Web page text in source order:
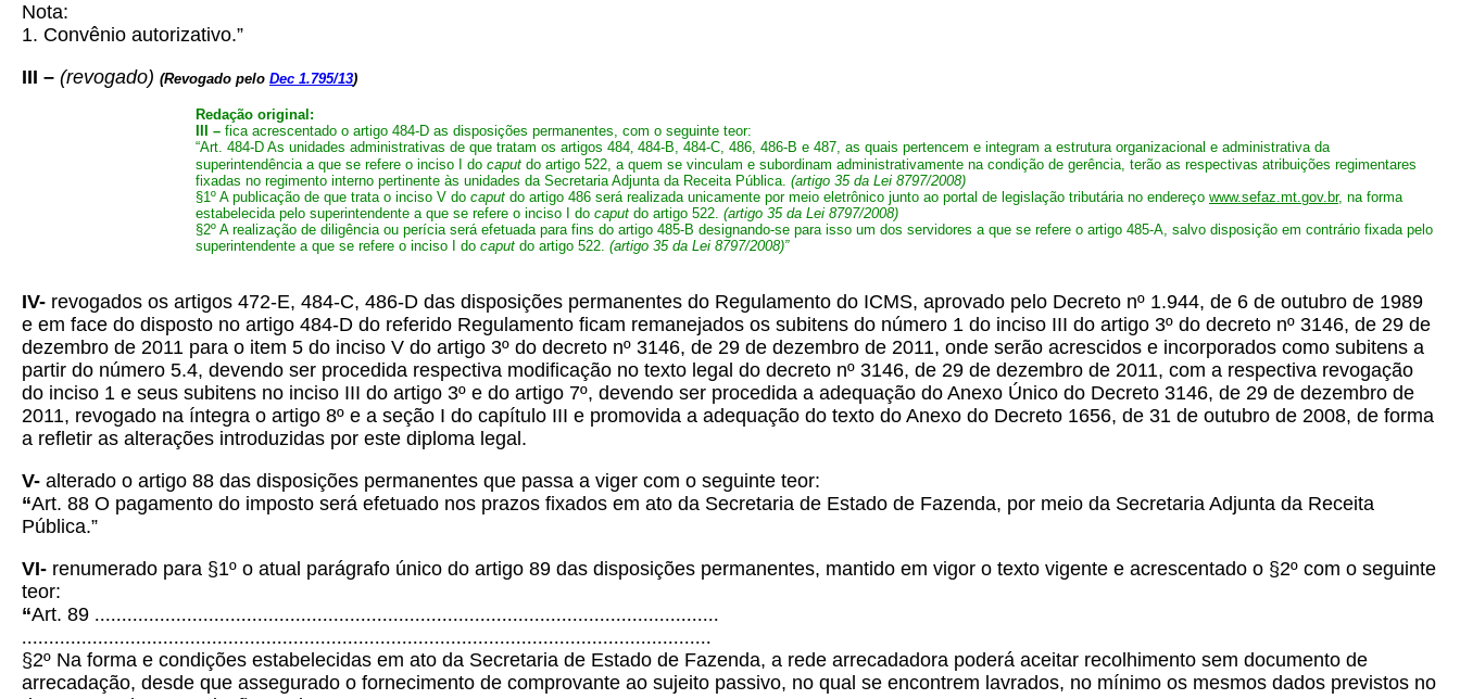
Nota:
1. Convênio autorizativo.”
III – (revogado) (Revogado pelo Dec 1.795/13)
Redação original:
III – fica acrescentado o artigo 484-D as disposições permanentes, com o seguinte teor:
“Art. 484-D As unidades administrativas de que tratam os artigos 484, 484-B, 484-C, 486, 486-B e 487, as quais pertencem e integram a estrutura organizacional e administrativa da
superintendência a que se refere o inciso I do caput do artigo 522, a quem se vinculam e subordinam administrativamente na condição de gerência, terão as respectivas atribuições regimentares
fixadas no regimento interno pertinente às unidades da Secretaria Adjunta da Receita Pública. (artigo 35 da Lei 8797/2008)
§1º A publicação de que trata o inciso V do caput do artigo 486 será realizada unicamente por meio eletrônico junto ao portal de legislação tributária no endereço www.sefaz.mt.gov.br, na forma
estabelecida pelo superintendente a que se refere o inciso I do caput do artigo 522. (artigo 35 da Lei 8797/2008)
§2º A realização de diligência ou perícia será efetuada para fins do artigo 485-B designando-se para isso um dos servidores a que se refere o artigo 485-A, salvo disposição em contrário fixada pelo
superintendente a que se refere o inciso I do caput do artigo 522. (artigo 35 da Lei 8797/2008)”
IV- revogados os artigos 472-E, 484-C, 486-D das disposições permanentes do Regulamento do ICMS, aprovado pelo Decreto nº 1.944, de 6 de outubro de 1989
e em face do disposto no artigo 484-D do referido Regulamento ficam remanejados os subitens do número 1 do inciso III do artigo 3º do decreto nº 3146, de 29 de
dezembro de 2011 para o item 5 do inciso V do artigo 3º do decreto nº 3146, de 29 de dezembro de 2011, onde serão acrescidos e incorporados como subitens a
partir do número 5.4, devendo ser procedida respectiva modificação no texto legal do decreto nº 3146, de 29 de dezembro de 2011, com a respectiva revogação
do inciso 1 e seus subitens no inciso III do artigo 3º e do artigo 7º, devendo ser procedida a adequação do Anexo Único do Decreto 3146, de 29 de dezembro de
2011, revogado na íntegra o artigo 8º e a seção I do capítulo III e promovida a adequação do texto do Anexo do Decreto 1656, de 31 de outubro de 2008, de forma
a refletir as alterações introduzidas por este diploma legal.
V- alterado o artigo 88 das disposições permanentes que passa a viger com o seguinte teor:
“Art. 88 O pagamento do imposto será efetuado nos prazos fixados em ato da Secretaria de Estado de Fazenda, por meio da Secretaria Adjunta da Receita
Pública.”
VI- renumerado para §1º o atual parágrafo único do artigo 89 das disposições permanentes, mantido em vigor o texto vigente e acrescentado o §2º com o seguinte
teor:
“Art. 89 ...................................................................................................................
...............................................................................................................................
§2º Na forma e condições estabelecidas em ato da Secretaria de Estado de Fazenda, a rede arrecadadora poderá aceitar recolhimento sem documento de
arrecadação, desde que assegurado o fornecimento de comprovante ao sujeito passivo, no qual se encontrem lavrados, no mínimo os mesmos dados previstos no